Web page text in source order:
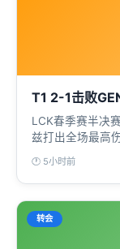
T1 2-1击败
LCK春季赛半决
兹打出全场最高伤
🕐 5小时前
转会